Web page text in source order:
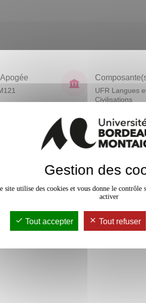
UFR Langues
Civilisations
remédiation mais avec un
Gestion des
site utilise des cookies et vous donne le contrôle
activer
Tout accepter Tout refuser